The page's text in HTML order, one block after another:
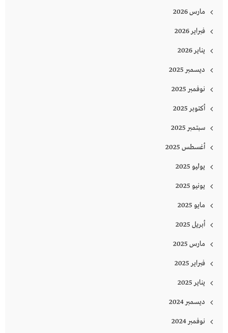
مارس 2026
فبراير 2026
يناير 2026
ديسمبر 2025
نوفمبر 2025
أكتوبر 2025
سبتمبر 2025
أغسطس 2025
يوليو 2025
يونيو 2025
مايو 2025
أبريل 2025
مارس 2025
فبراير 2025
يناير 2025
ديسمبر 2024
نوفمبر 2024